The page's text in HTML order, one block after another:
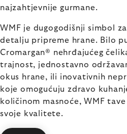
najzahtjevnije gurmane.
WMF je dugogodišnji simbol
detalju pripreme hrane. Bilo
Cromargan® nehrđajućeg
trajnost, jednostavno
okus hrane, ili inovativnih
koje omogućuju zdravo
količinom masnoće, WMF
svoje kvalitete.